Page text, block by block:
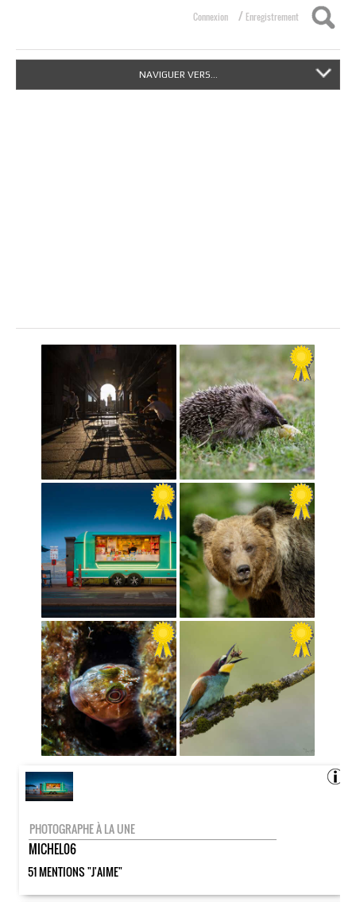
Connexion / Enregistrement
NAVIGUER VERS...
PHOTOGRAPHE À LA UNE
MICHEL06
51 MENTIONS "J'AIME"